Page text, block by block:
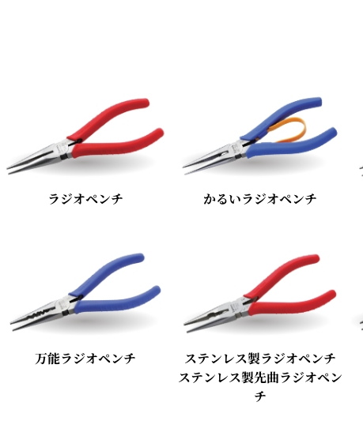
ラジオペンチ かるいラジオペンチ
万能ラジオペンチ
ステンレス製ラジオペンチ
ステンレス製先曲ラジオペン
チ